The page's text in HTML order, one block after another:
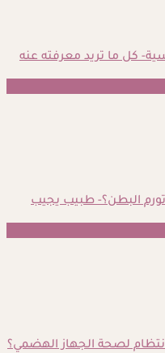
كل ما تريد معرفته عنه
البطن؟- طبيب يجيب
لصحة الجهاز الهضمي؟